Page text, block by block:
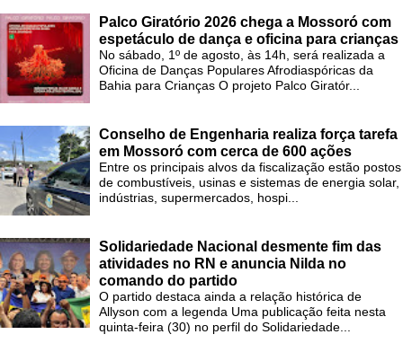
Palco Giratório 2026 chega a Mossoró com
espetáculo de dança e oficina para crianças
No sábado, 1º de agosto, às 14h, será realizada a
Oficina de Danças Populares Afrodiaspóricas da
Bahia para Crianças O projeto Palco Giratór...
Conselho de Engenharia realiza força tarefa
em Mossoró com cerca de 600 ações
Entre os principais alvos da fiscalização estão postos
de combustíveis, usinas e sistemas de energia solar,
indústrias, supermercados, hospi...
Solidariedade Nacional desmente fim das
atividades no RN e anuncia Nilda no
comando do partido
O partido destaca ainda a relação histórica de
Allyson com a legenda Uma publicação feita nesta
quinta-feira (30) no perfil do Solidariedade...